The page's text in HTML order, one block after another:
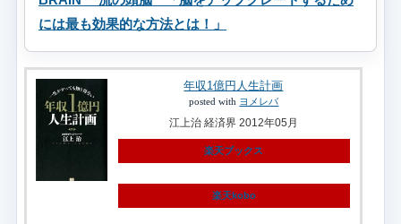
には最も効果的な方法とは！」
年収1億円人生計画
posted with ヨメレバ
江上治 経済界 2012年05月
楽天ブックス
楽天kobo